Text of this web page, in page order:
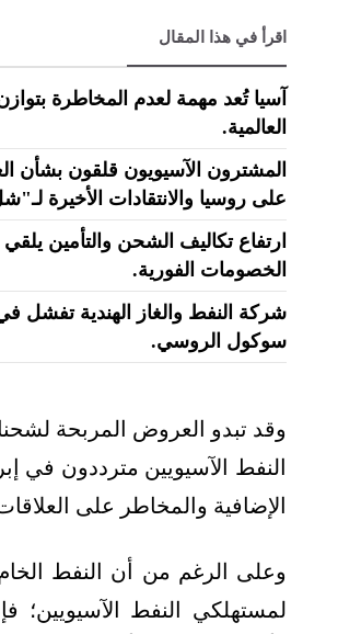
اقرأ في هذا المقال
آسيا تُعد مهمة لعدم المخاطرة
العالمية.
المشترون الآسيويون قلقون بشأن
على روسيا والانتقادات الأخيرة
ارتفاع تكاليف الشحن والتأمين
الخصومات الفورية.
شركة النفط والغاز الهندية تفشل
سوكول الروسي.
وقد تبدو العروض المربحة
النفط الآسيويين مترددون في
الإضافية والمخاطر على
لمستهلكي النفط الآسيويين؛